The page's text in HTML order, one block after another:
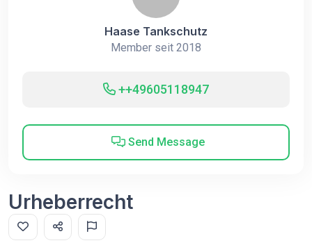
Haase Tankschutz
Member seit 2018
++49605118947
Send Message
Urheberrecht